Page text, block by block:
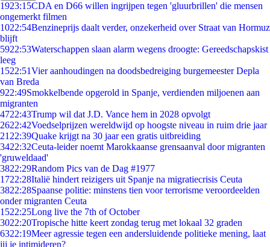
1923:15CDA en D66 willen ingrijpen tegen 'gluurbrillen' die mensen
ongemerkt filmen
1022:54Benzineprijs daalt verder, onzekerheid over Straat van Hormuz
blijft
5922:53Waterschappen slaan alarm wegens droogte: Gereedschapskist
leeg
1522:51Vier aanhoudingen na doodsbedreiging burgemeester Depla
van Breda
922:49Smokkelbende opgerold in Spanje, verdienden miljoenen aan
migranten
4722:43Trump wil dat J.D. Vance hem in 2028 opvolgt
2622:42Voedselprijzen wereldwijd op hoogste niveau in ruim drie jaar
21 22:39Quake krijgt na 30 jaar een gratis uitbreiding
3422:32Ceuta-leider noemt Marokkaanse grensaanval door migranten
'gruweldaad'
3822:29Random Pics van de Dag #1977
1722:28Italië hindert reizigers uit Spanje na migratiecrisis Ceuta
3822:28Spaanse politie: minstens tien voor terrorisme veroordeelden
onder migranten Ceuta
1522:25Long live the 7th of October
3022:20Tropische hitte keert zondag terug met lokaal 32 graden
6322:19Meer agressie tegen een andersluidende politieke mening, laat
jij je intimideren?